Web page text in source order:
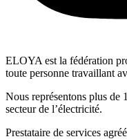
ELOYA est la fédération
toute personne travaillant
Nous représentons plus de
secteur de l’électricité.
Prestataire de services